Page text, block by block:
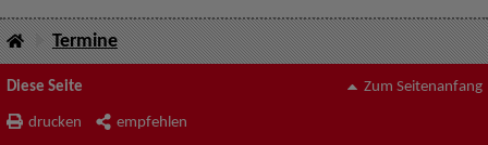
Termine
Diese Seite
drucken empfehlen
Zum Seitenanfang